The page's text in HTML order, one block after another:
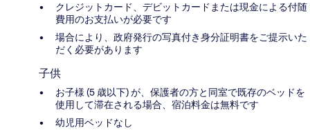
クレジットカード、デビットカードまたは現金による付随
費用のお支払いが必要です
場合により、政府発行の写真付き身分証明書をご提示いた
だく必要があります
子供
お子様 (5 歳以下) が、保護者の方と同室で既存のベッドを
使用して滞在される場合、宿泊料金は無料です
幼児用ベッドなし